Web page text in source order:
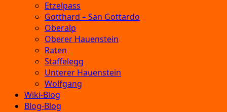
Etzelpass
Gotthard – San Gottardo
Oberalp
Oberer Hauenstein
Raten
Staffelegg
Unterer Hauenstein
Wolfgang
Wiki-Blog
Blog-Blog